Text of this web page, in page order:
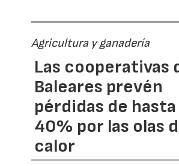
Agricultura y ganadería
Las cooperativas
Baleares prevén
pérdidas de
40% por las olas
calor